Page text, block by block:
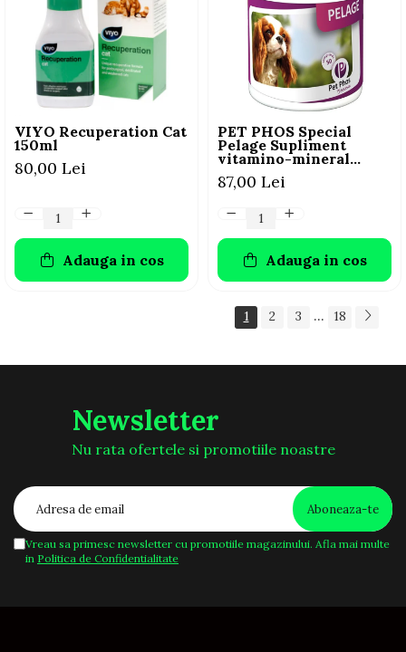
VIYO Recuperation Cat
150ml
80,00 Lei
Adauga in cos
PET PHOS Special
Pelage Supliment
vitamino-mineral
pentru câini, 50 tablete
87,00 Lei
Adauga in cos
1 2 3 ... 18
Newsletter
Nu rata ofertele si promotiile noastre
Vreau sa primesc newsletter cu promotiile magazinului. Afla mai multe
in Politica de Confidentialitate